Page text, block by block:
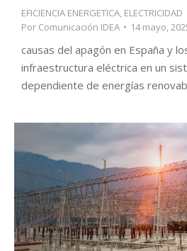
EFICIENCIA ENERGETICA, ELECTRICIDAD
Por Comunicación IDEA 14 mayo,
causas del apagón en España y
infraestructura eléctrica en un
dependiente de energías